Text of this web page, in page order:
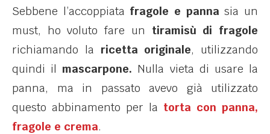
Sebbene l’accoppiata fragole e panna sia un
must, ho voluto fare un tiramisù di fragole
richiamando la ricetta originale, utilizzando
quindi il mascarpone. Nulla vieta di usare la
panna, ma in passato avevo già utilizzato
questo abbinamento per la torta con panna,
fragole e crema.